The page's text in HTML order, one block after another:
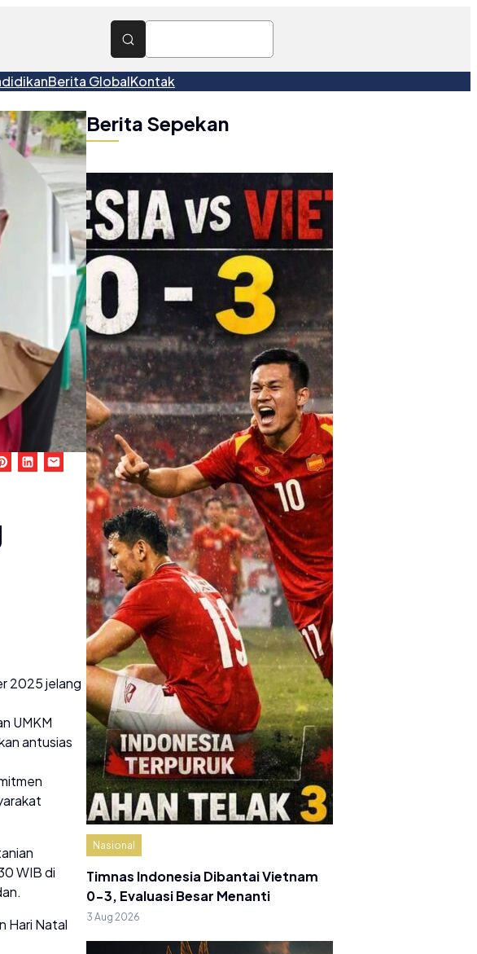
Berita GlobalKontak
2025 jelang
UMKM
antusias
WIB di
Hari Natal
Berita Sepekan
Nasional
Timnas Indonesia Dibantai Vietnam
0-3, Evaluasi Besar Menanti
3 Aug 2026